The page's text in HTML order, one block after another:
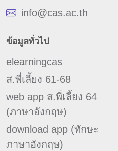
info@cas.ac.th
ข้อมูลทั่วไป
elearningcas
ส.พี่เลี้ยง 61-68
web app ส.พี่เลี้ยง 64
(ภาษาอังกฤษ)
download app (ทักษะ
ภาษาอังกฤษ)